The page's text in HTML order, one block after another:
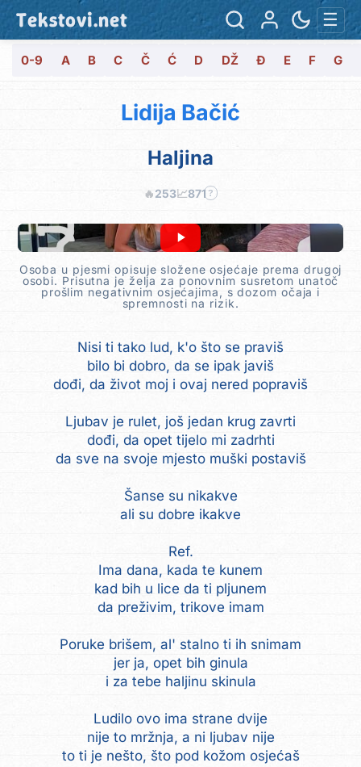
Tekstovi.net ☰
0-9 A B C Č Ć D DŽ Đ E F G
Lidija Bačić
Haljina
🔥253📈871 ?
Osoba u pjesmi opisuje složene osjećaje prema drugoj
osobi. Prisutna je želja za ponovnim susretom unatoč
prošlim negativnim osjećajima, s dozom očaja i
spremnosti na rizik.
Nisi ti tako lud, k'o što se praviš
bilo bi dobro, da se ipak javiš
dođi, da život moj i ovaj nered popraviš
Ljubav je rulet, još jedan krug zavrti
dođi, da opet tijelo mi zadrhti
da sve na svoje mjesto muški postaviš
Šanse su nikakve
ali su dobre ikakve
Ref.
Ima dana, kada te kunem
kad bih u lice da ti pljunem
da preživim, trikove imam
Poruke brišem, al' stalno ti ih snimam
jer ja, opet bih ginula
i za tebe haljinu skinula
Ludilo ovo ima strane dvije
nije to mržnja, a ni ljubav nije
to ti je nešto, što pod kožom osjećaš